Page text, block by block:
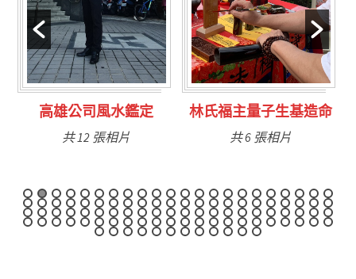
林氏福主量子生基造命
共 6 張相片
台南永康風水鑑
共 9 張相片